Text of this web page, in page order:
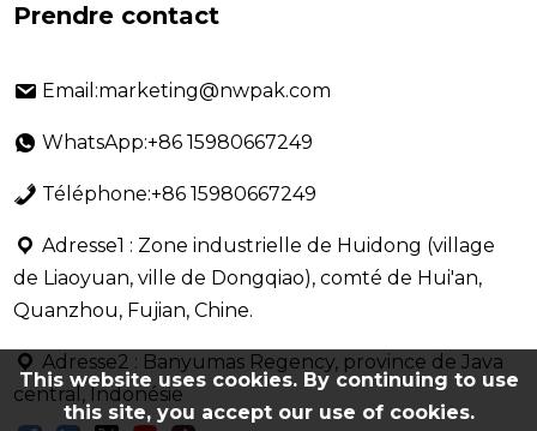
Prendre contact
Email:marketing@nwpak.com
WhatsApp:+86 15980667249
Téléphone:+86 15980667249
Adresse1 : Zone industrielle de Huidong (village
de Liaoyuan, ville de Dongqiao), comté de Hui'an,
Quanzhou, Fujian, Chine.
Adresse2 : Banyumas Regency, province de Java
central, Indonésie
This website uses cookies. By continuing to use
this site, you accept our use of cookies.